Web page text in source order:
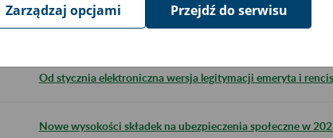
Od 1 stycznia 2023 r. wyłączony obowiązek opłacania
finansowanej z budżetu państwa za określone grupy
Od stycznia elektroniczna wersja legitymacji emeryta i
Nowe wysokości składek na ubezpieczenia społeczne w
Zarządzaj opcjami Przejdź do serwisu